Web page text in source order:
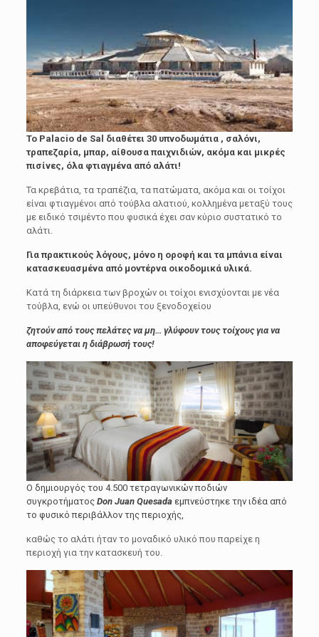
Το Palacio de Sal διαθέτει 30 υπνοδωμάτια, σαλόνι,
τραπεζαρία, μπαρ, αίθουσα παιχνιδιών, ακόμα και μικρές
πισίνες, όλα φτιαγμένα από αλάτι!
Τα κρεβάτια, τα τραπέζια, τα πατώματα, ακόμα και οι τοίχοι
είναι φτιαγμένοι από τούβλα αλατιού, κολλημένα μεταξύ τους
με ειδικό τσιμέντο που φυσικά έχει σαν κύριο συστατικό το
αλάτι.
Για πρακτικούς λόγους, μόνο η οροφή και τα μπάνια είναι
κατασκευασμένα από μοντέρνα οικοδομικά υλικά.
Κατά τη διάρκεια των βροχών οι τοίχοι ενισχύονται με νέα
τούβλα, ενώ οι υπεύθυνοι του ξενοδοχείου
ζητούν από τους πελάτες να μη… γλύφουν τους τοίχους για να
αποφεύγεται η διάβρωσή τους!
Ο δημιουργός του 4.500 τετραγωνικών ποδιών
συγκροτήματοςDon Juan Quesadaεμπνεύστηκε την ιδέα από
το φυσικό περιβάλλον της περιοχής,
καθώς το αλάτι ήταν το μοναδικό υλικό που παρείχε η
περιοχή για την κατασκευή του.